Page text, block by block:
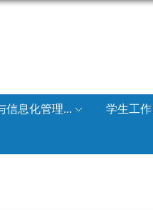
信息化管理... 学生工作